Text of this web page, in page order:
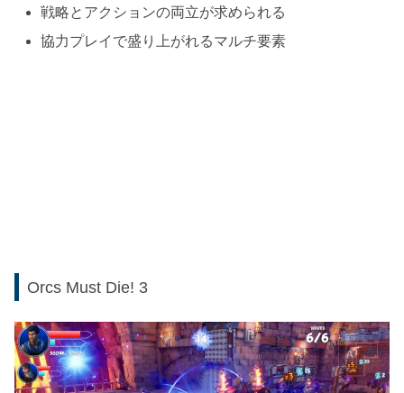
戦略とアクションの両立が求められる
協力プレイで盛り上がれるマルチ要素
Orcs Must Die! 3